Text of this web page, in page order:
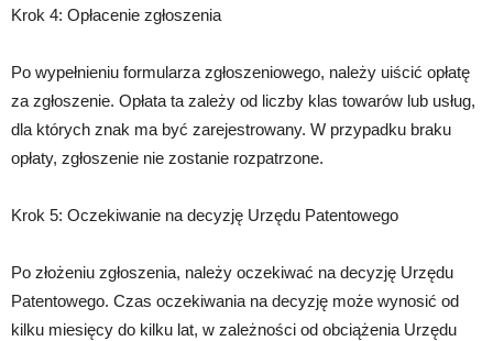
Krok 4: Opłacenie zgłoszenia
Po wypełnieniu formularza zgłoszeniowego, należy uiścić opłatę
za zgłoszenie. Opłata ta zależy od liczby klas towarów lub usług,
dla których znak ma być zarejestrowany. W przypadku braku
opłaty, zgłoszenie nie zostanie rozpatrzone.
Krok 5: Oczekiwanie na decyzję Urzędu Patentowego
Po złożeniu zgłoszenia, należy oczekiwać na decyzję Urzędu
Patentowego. Czas oczekiwania na decyzję może wynosić od
kilku miesięcy do kilku lat, w zależności od obciążenia Urzędu